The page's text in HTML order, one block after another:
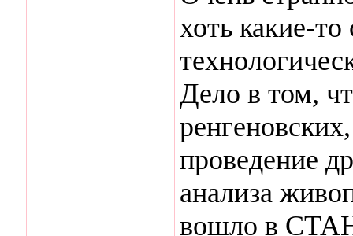
хоть какие-
Дело в том,
проведение
анализа
вошло в